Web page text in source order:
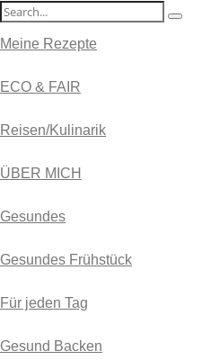
Meine Rezepte
ECO & FAIR
Reisen/Kulinarik
ÜBER MICH
Gesundes
Gesundes Frühstück
Für jeden Tag
Gesund Backen